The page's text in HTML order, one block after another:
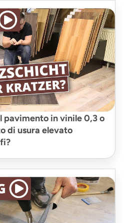
pavimento in vinile 0,3 o
di usura elevato